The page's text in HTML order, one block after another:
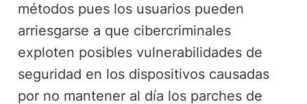
métodos pues los usuarios pueden
arriesgarse a que cibercriminales
exploten posibles vulnerabilidades de
seguridad en los dispositivos causadas
por no mantener al día los parches de